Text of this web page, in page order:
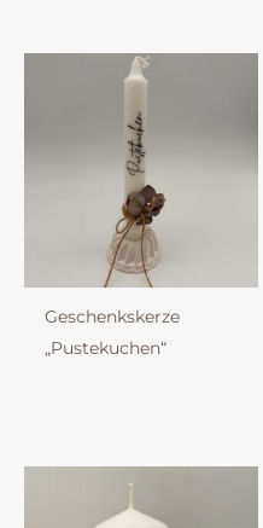
Geschenkskerze
„Pustekuchen“